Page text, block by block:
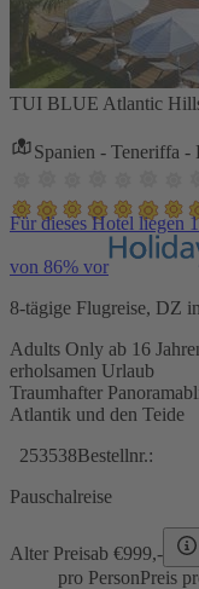
TUI BLUE Atlantic
Spanien - Teneriffa -
Für dieses Hotel liegen
von 86% vor
8-tägige Flugreise, DZ
Adults Only ab 16
erholsamen Urlaub
Traumhafter
Atlantik und den Teide
253538Bestellnr.:
Pauschalreise
Alter Preisab €999,-
pro PersonPreis